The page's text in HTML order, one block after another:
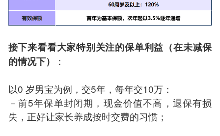
接下来看看大家特别关注的保单利益（在未减保
的情况下）
：
以0 岁男宝为例，交5年，每年交10万：
－前5年保单封闭期，现金价值不高，退保有损
失，正好让家长养成按时交费的习惯；